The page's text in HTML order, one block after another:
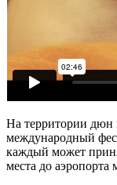
На территории дюн
международный
каждый может
места до аэропорта